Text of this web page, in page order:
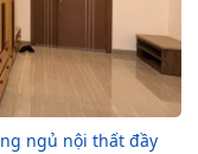
ngủ nội thất đầy